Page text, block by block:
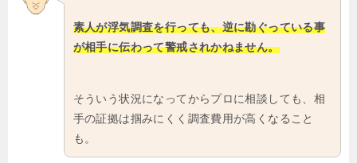
素人が浮気調査を行っても、逆に勘ぐっている事
が相手に伝わって警戒されかねません。
そういう状況になってからプロに相談しても、相
手の証拠は掴みにくく調査費用が高くなること
も。